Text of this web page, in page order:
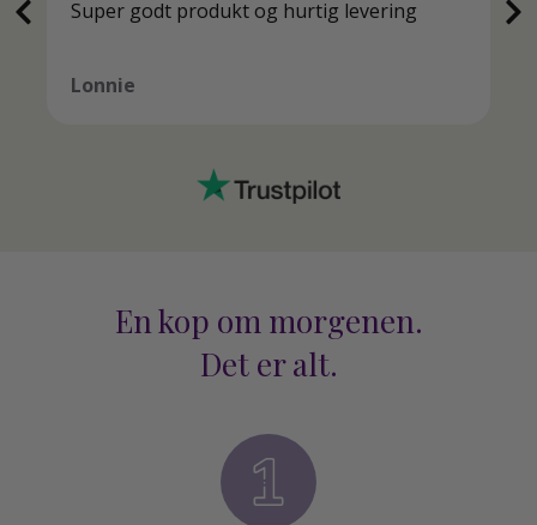
Super godt produkt og hurtig levering
Lonnie
En kop om morgenen.
Det er alt.